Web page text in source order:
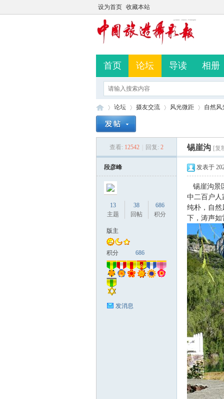
设为首页 收藏本站
首页 论坛 导读 相册
论坛
›
摄友交流
›
风光微距
›
自然风
查看: 12542 回复: 2 锡崖沟 [复
段彦峰
13
主题
38
回帖
686
积分
版主
积分 686
发消息
发表于
锡崖沟景
中二百户人
纯朴，自然
下，涛声如